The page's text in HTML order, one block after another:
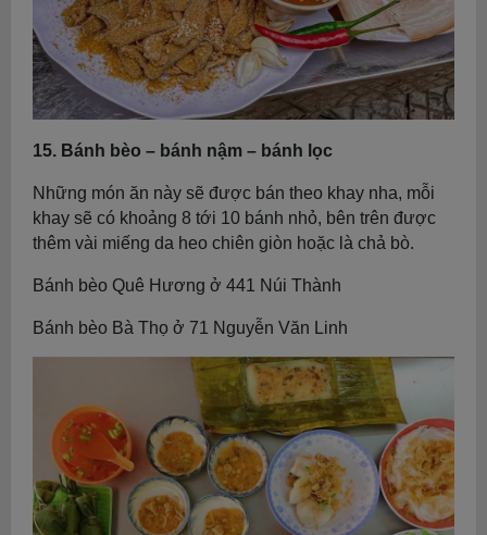
15. Bánh bèo – bánh nậm – bánh lọc
Những món ăn này sẽ được bán theo khay nha, mỗi
khay sẽ có khoảng 8 tới 10 bánh nhỏ, bên trên được
thêm vài miếng da heo chiên giòn hoặc là chả bò.
Bánh bèo Quê Hương ở 441 Núi Thành
Bánh bèo Bà Thọ ở 71 Nguyễn Văn Linh